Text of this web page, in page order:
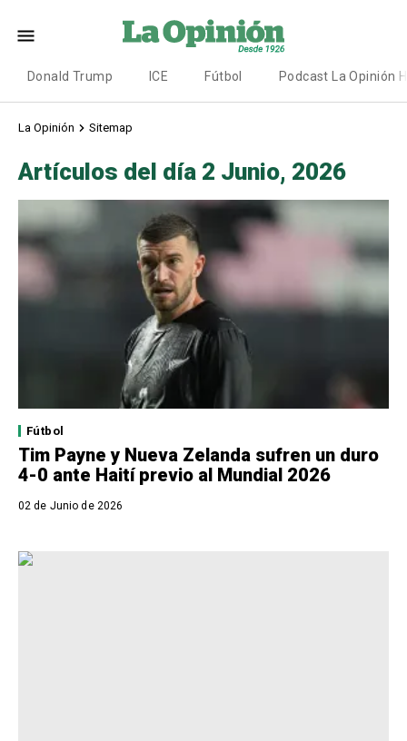
Donald Trump ICE Fútbol Podcast La Opinión
La Opinión Sitemap
Artículos del día 2 Junio, 2026
Fútbol
Tim Payne y Nueva Zelanda sufren un duro
4-0 ante Haití previo al Mundial 2026
02 de Junio de 2026